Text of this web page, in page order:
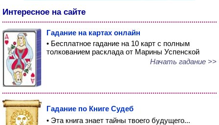
Интересное на сайте
Гадание на картах онлайн
• Бесплатное гадание на 10 карт с полным
толкованием расклада от Марины Успенской
Начать гадание >>
Гадание по Книге Судеб
• Эта книга знает тайны твоего будущего...